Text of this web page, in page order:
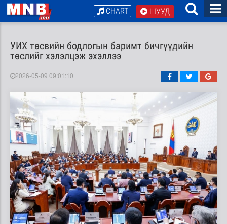
ШУУД
CHART
УИХ төсвийн бодлогын баримт бичгүүдийн
төслийг хэлэлцэж эхэллээ
2026-05-09 09:01:10